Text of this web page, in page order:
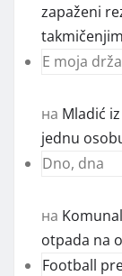
zapaženi
E moja
на Mladić
jednu
Dno, dna
на
otpada na
Football